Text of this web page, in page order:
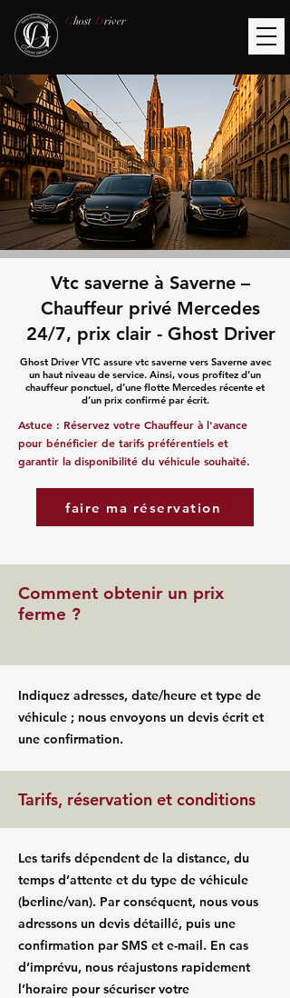
Ghost Driver
Vtc saverne à Saverne –
Chauffeur privé Mercedes
24/7, prix clair - Ghost Driver
Ghost Driver VTC assure vtc saverne vers Saverne avec
un haut niveau de service. Ainsi, vous profitez d’un
chauffeur ponctuel, d’une flotte Mercedes récente et
d’un prix confirmé par écrit.
Astuce : Réservez votre Chauffeur à l'avance
pour bénéficier de tarifs préférentiels et
garantir la disponibilité du véhicule souhaité.
faire ma réservation
Comment obtenir un prix
ferme ?
Indiquez adresses, date/heure et type de
véhicule ; nous envoyons un devis écrit et
une confirmation.
Tarifs, réservation et conditions
Les tarifs dépendent de la distance, du
temps d’attente et du type de véhicule
(berline/van). Par conséquent, nous vous
adressons un devis détaillé, puis une
confirmation par SMS et e-mail. En cas
d’imprévu, nous réajustons rapidement
l’horaire pour sécuriser votre